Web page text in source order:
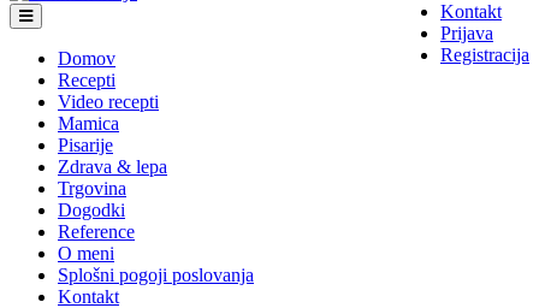
Kontakt
Prijava
Registracija
Domov
Recepti
Video recepti
Mamica
Pisarije
Zdrava & lepa
Trgovina
Dogodki
Reference
O meni
Splošni pogoji poslovanja
Kontakt